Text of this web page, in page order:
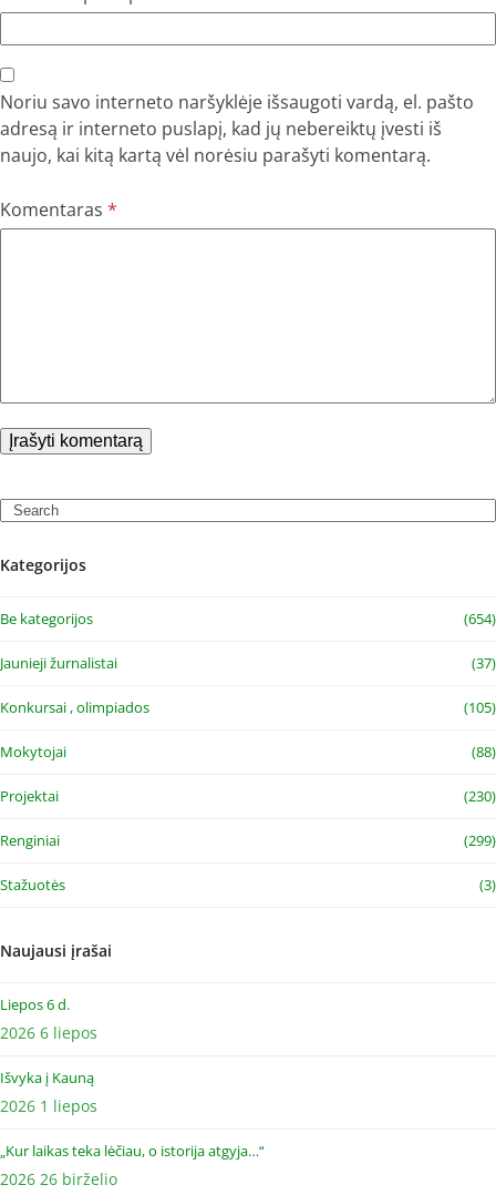
Noriu savo interneto naršyklėje išsaugoti vardą, el. pašto
adresą ir interneto puslapį, kad jų nebereiktų įvesti iš
naujo, kai kitą kartą vėl norėsiu parašyti komentarą.
Komentaras *
Search
Kategorijos
Be kategorijos (654)
Jaunieji žurnalistai (37)
Konkursai , olimpiados (105)
Mokytojai (88)
Projektai (230)
Renginiai (299)
Stažuotės (3)
Naujausi įrašai
Liepos 6 d.
2026 6 liepos
Išvyka į Kauną
2026 1 liepos
„Kur laikas teka lėčiau, o istorija atgyja…“
2026 26 birželio